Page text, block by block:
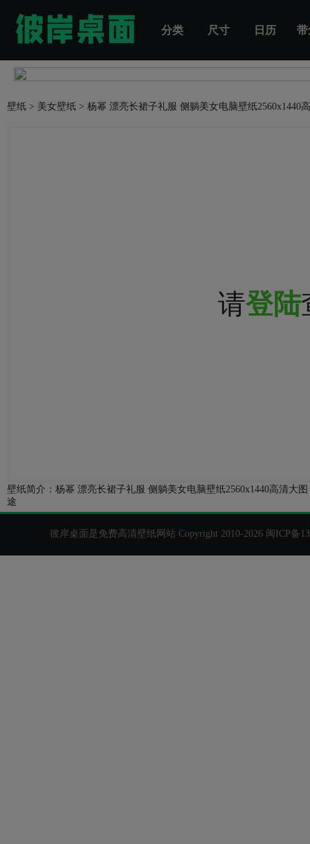
分类 尺寸 日历 带
壁纸 > 美女壁纸 > 杨幂 漂亮长裙子礼服 侧躺美女电脑壁纸2560x1440
请登陆
壁纸简介：杨幂 漂亮长裙子礼服 侧躺美女电脑壁纸2560x1440高清大
途
彼岸桌面是免费高清壁纸网站 Copyright 2010-2026 闽ICP备